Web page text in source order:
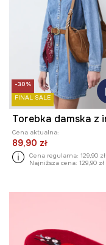
-30%
FINAL SALE
Cena aktualna:
89,90 zł
Cena regularna: 129,90 zł
Najniższa cena: 129,90 zł